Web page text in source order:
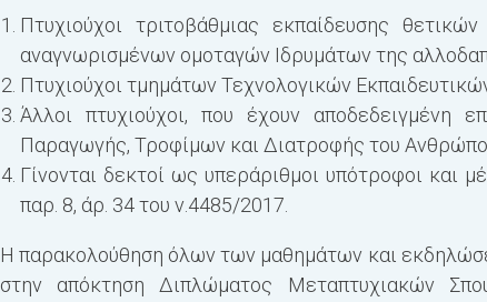
Πτυχιούχοι τριτοβάθμιας εκπαίδευσης
αναγνωρισμένων ομοταγών Ιδρυμάτων της
Πτυχιούχοι τμημάτων Τεχνολογικών
Άλλοι πτυχιούχοι, που έχουν αποδεδειγμένη
Παραγωγής, Τροφίμων και Διατροφής του
Γίνονται δεκτοί ως υπεράριθμοι υπότροφοι και
παρ. 8, άρ. 34 του ν.4485/2017.
Η παρακολούθηση όλων των μαθημάτων και
στην απόκτηση Διπλώματος Μεταπτυχιακών